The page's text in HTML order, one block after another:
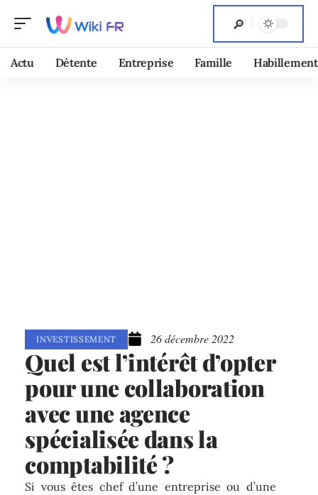
Actu Détente Entreprise Famille Habillement
INVESTISSEMENT 26 décembre 2022
Quel est l’intérêt d’opter
pour une collaboration
avec une agence
spécialisée dans la
comptabilité ?
Si vous êtes chef d’une entreprise ou d’une